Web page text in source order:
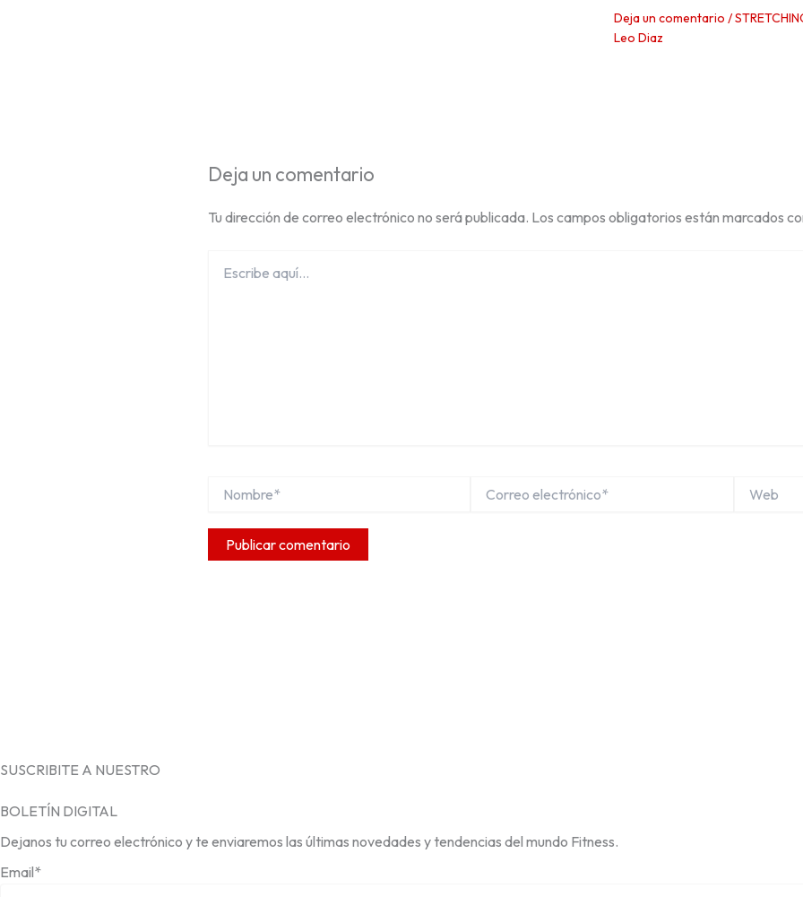
Deja un comentario /
Leo Diaz
Deja un comentario
Tu dirección de correo electrónico no será publicada. Los campos obligatorios están marcados
aquí...
electrónico*
SUSCRIBITE A NUESTRO
BOLETÍN DIGITAL
Dejanos tu correo electrónico y te enviaremos las últimas novedades y tendencias del mundo Fitness.
Email*